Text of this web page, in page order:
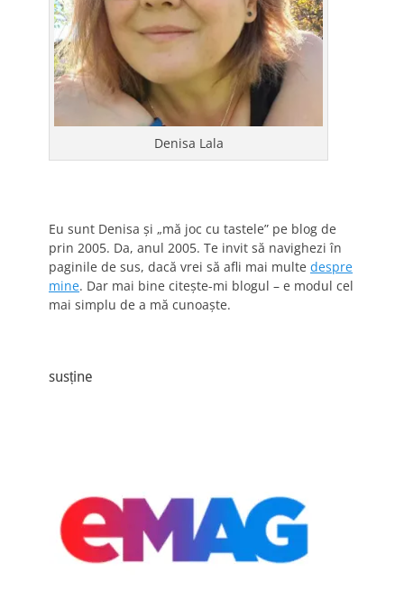
Denisa Lala
Eu sunt Denisa și „mă joc cu tastele” pe blog de
prin 2005. Da, anul 2005. Te invit să navighezi în
paginile de sus, dacă vrei să afli mai multe despre
mine. Dar mai bine citește-mi blogul – e modul cel
mai simplu de a mă cunoaște.
susține